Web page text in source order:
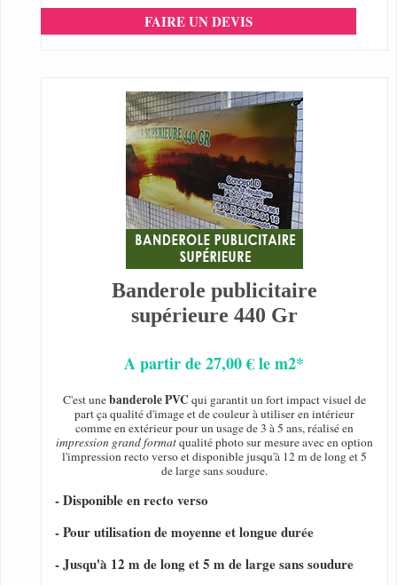
FAIRE UN DEVIS
Banderole publicitaire
supérieure 440 Gr
A partir de 27,00 € le m2*
C'est unebanderole PVC qui garantit un fort impact visuel de
part ça qualité d'image et de couleur à utiliser en intérieur
comme en extérieur pour un usage de 3 à 5 ans, réalisé en
impression grand formatqualité photo sur mesure avec en option
l'impression recto verso et disponible jusqu'à 12 m de long et 5
de large sans soudure.
- Disponible en recto verso
- Pour utilisation de moyenne et longue durée
- Jusqu'à 12 m de long et 5 m de large sans soudure